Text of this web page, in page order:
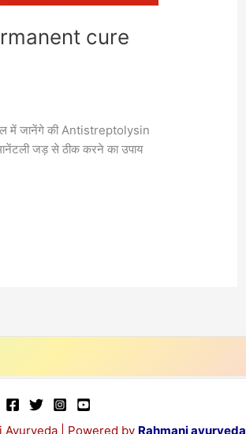
cure
जानेंगे की Antistreptolysin
जड़ से ठीक करने का उपाय
| Powered by Rahmani ayurveda